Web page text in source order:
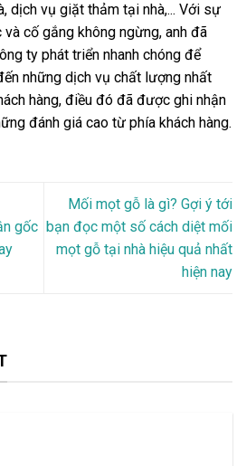
dịch vụ giặt thảm tại nhà,... Với sự
và cố gắng không ngừng, anh đã
ty phát triển nhanh chóng để
những dịch vụ chất lượng nhất
hàng, điều đó đã được ghi nhận
đánh giá cao từ phía khách hàng.
gốc
Mối mọt gỗ là gì? Gợi ý tới
bạn đọc một số cách diệt mối
mọt gỗ tại nhà hiệu quả nhất
hiện nay